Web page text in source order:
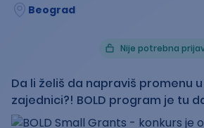
Beograd
Nije potrebna
Da li želiš da napraviš promenu
zajednici?! BOLD program je tu